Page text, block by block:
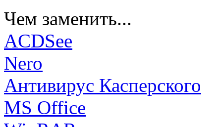
Чем заменить...
ACDSee
Nero
Антивирус Касперского
MS Office